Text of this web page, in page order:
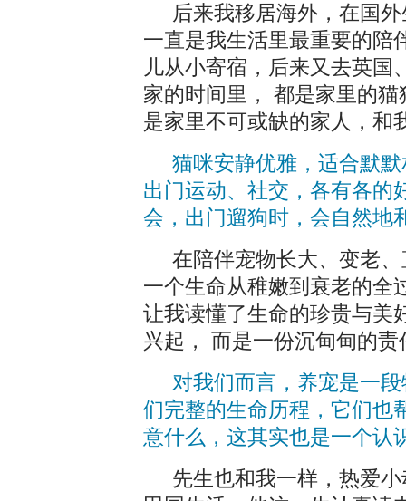
后来我移居海外，在国
一直是我生活里最重要的陪
儿从小寄宿，后来又去英国
家的时间里， 都是家里的
是家里不可或缺的家人，和
猫咪安静优雅，适合默
出门运动、社交，各有各的
会，出门遛狗时，会自然地
在陪伴宠物长大、变老
一个生命从稚嫩到衰老的全
让我读懂了生命的珍贵与美
兴起， 而是一份沉甸甸的责
对我们而言，养宠是一
们完整的生命历程，它们也
意什么，这其实也是一个认
先生也和我一样，热爱